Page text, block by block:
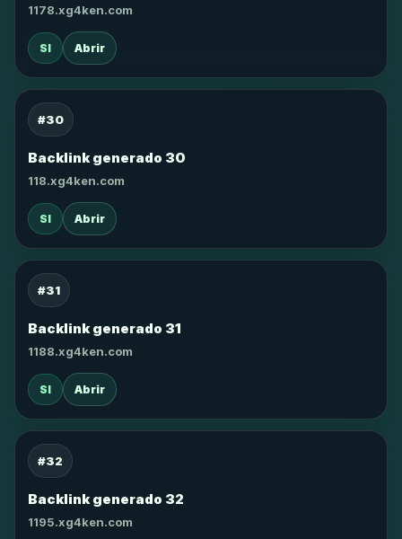
1178.xg4ken.com
SI Abrir
#30
Backlink generado 30
118.xg4ken.com
SI Abrir
#31
Backlink generado 31
1188.xg4ken.com
SI Abrir
#32
Backlink generado 32
1195.xg4ken.com